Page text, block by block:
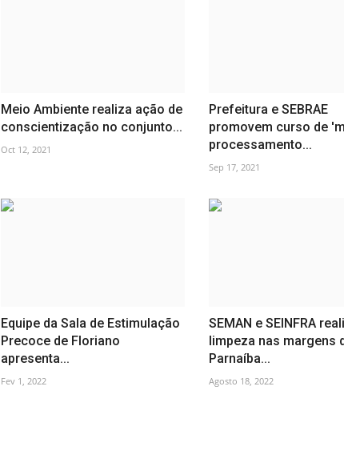
Meio Ambiente realiza ação de
conscientização no conjunto...
Oct 12, 2021
Prefeitura e SEBRAE
promovem curso de
processamento...
Sep 17, 2021
Equipe da Sala de Estimulação
Precoce de Floriano
apresenta...
Fev 1, 2022
SEMAN e SEINFRA
limpeza nas margens
Parnaíba...
Agosto 18, 2022